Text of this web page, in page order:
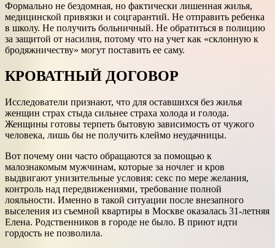
Формально не бездомная, но фактически лишенная жилья,
медицинской привязки и соцгарантий. Не отправить ребенка
в школу. Не получить больничный. Не обратиться в полицию
за защитой от насилия, потому что на учет как «склонную к
бродяжничеству» могут поставить ее саму.
КРОВАТНЫЙ ДОГОВОР
Исследователи признают, что для оставшихся без жилья
женщин страх стыда сильнее страха холода и голода.
Женщины готовы терпеть бытовую зависимость от чужого
человека, лишь бы не получить клеймо неудачницы.
Вот почему они часто обращаются за помощью к
малознакомым мужчинам, которые за ночлег и кров
выдвигают унизительные условия: секс по мере желания,
контроль над передвижениями, требование полной
лояльности. Именно в такой ситуации после внезапного
выселения из съемной квартиры в Москве оказалась 31-летняя
Елена. Родственников в городе не было. В приют идти
гордость не позволила.